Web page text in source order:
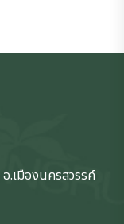
อ.เมืองนครสวรรค์